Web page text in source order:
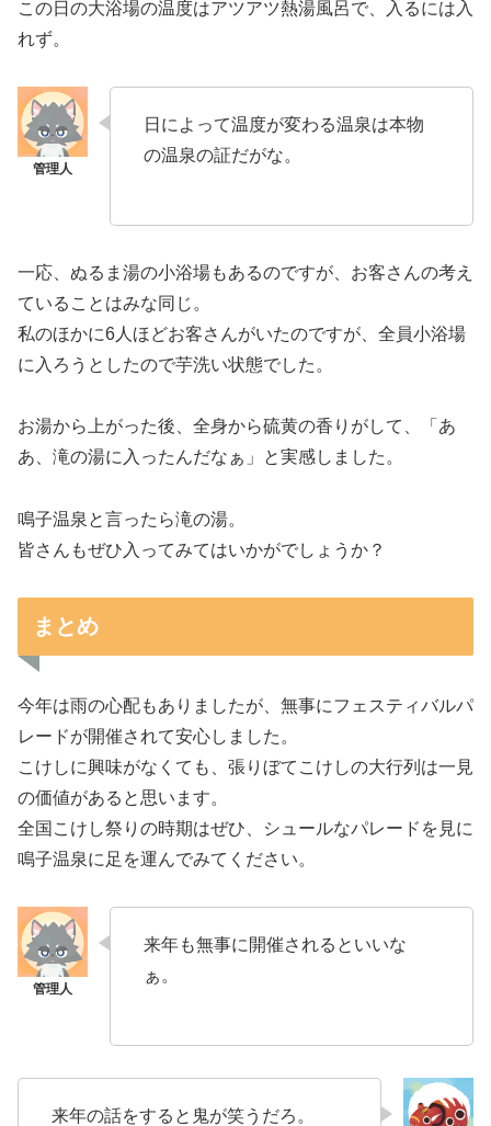
この日の大浴場の温度はアツアツ熱湯風呂で、入るには入
れず。
日によって温度が変わる温泉は本物
の温泉の証だがな。
一応、ぬるま湯の小浴場もあるのですが、お客さんの考え
ていることはみな同じ。
私のほかに6人ほどお客さんがいたのですが、全員小浴場
に入ろうとしたので芋洗い状態でした。
お湯から上がった後、全身から硫黄の香りがして、「あ
あ、滝の湯に入ったんだなぁ」と実感しました。
鳴子温泉と言ったら滝の湯。
皆さんもぜひ入ってみてはいかがでしょうか？
まとめ
今年は雨の心配もありましたが、無事にフェスティバルパ
レードが開催されて安心しました。
こけしに興味がなくても、張りぼてこけしの大行列は一見
の価値があると思います。
全国こけし祭りの時期はぜひ、シュールなパレードを見に
鳴子温泉に足を運んでみてください。
来年も無事に開催されるといいな
ぁ。
来年の話をすると鬼が笑うだろ。